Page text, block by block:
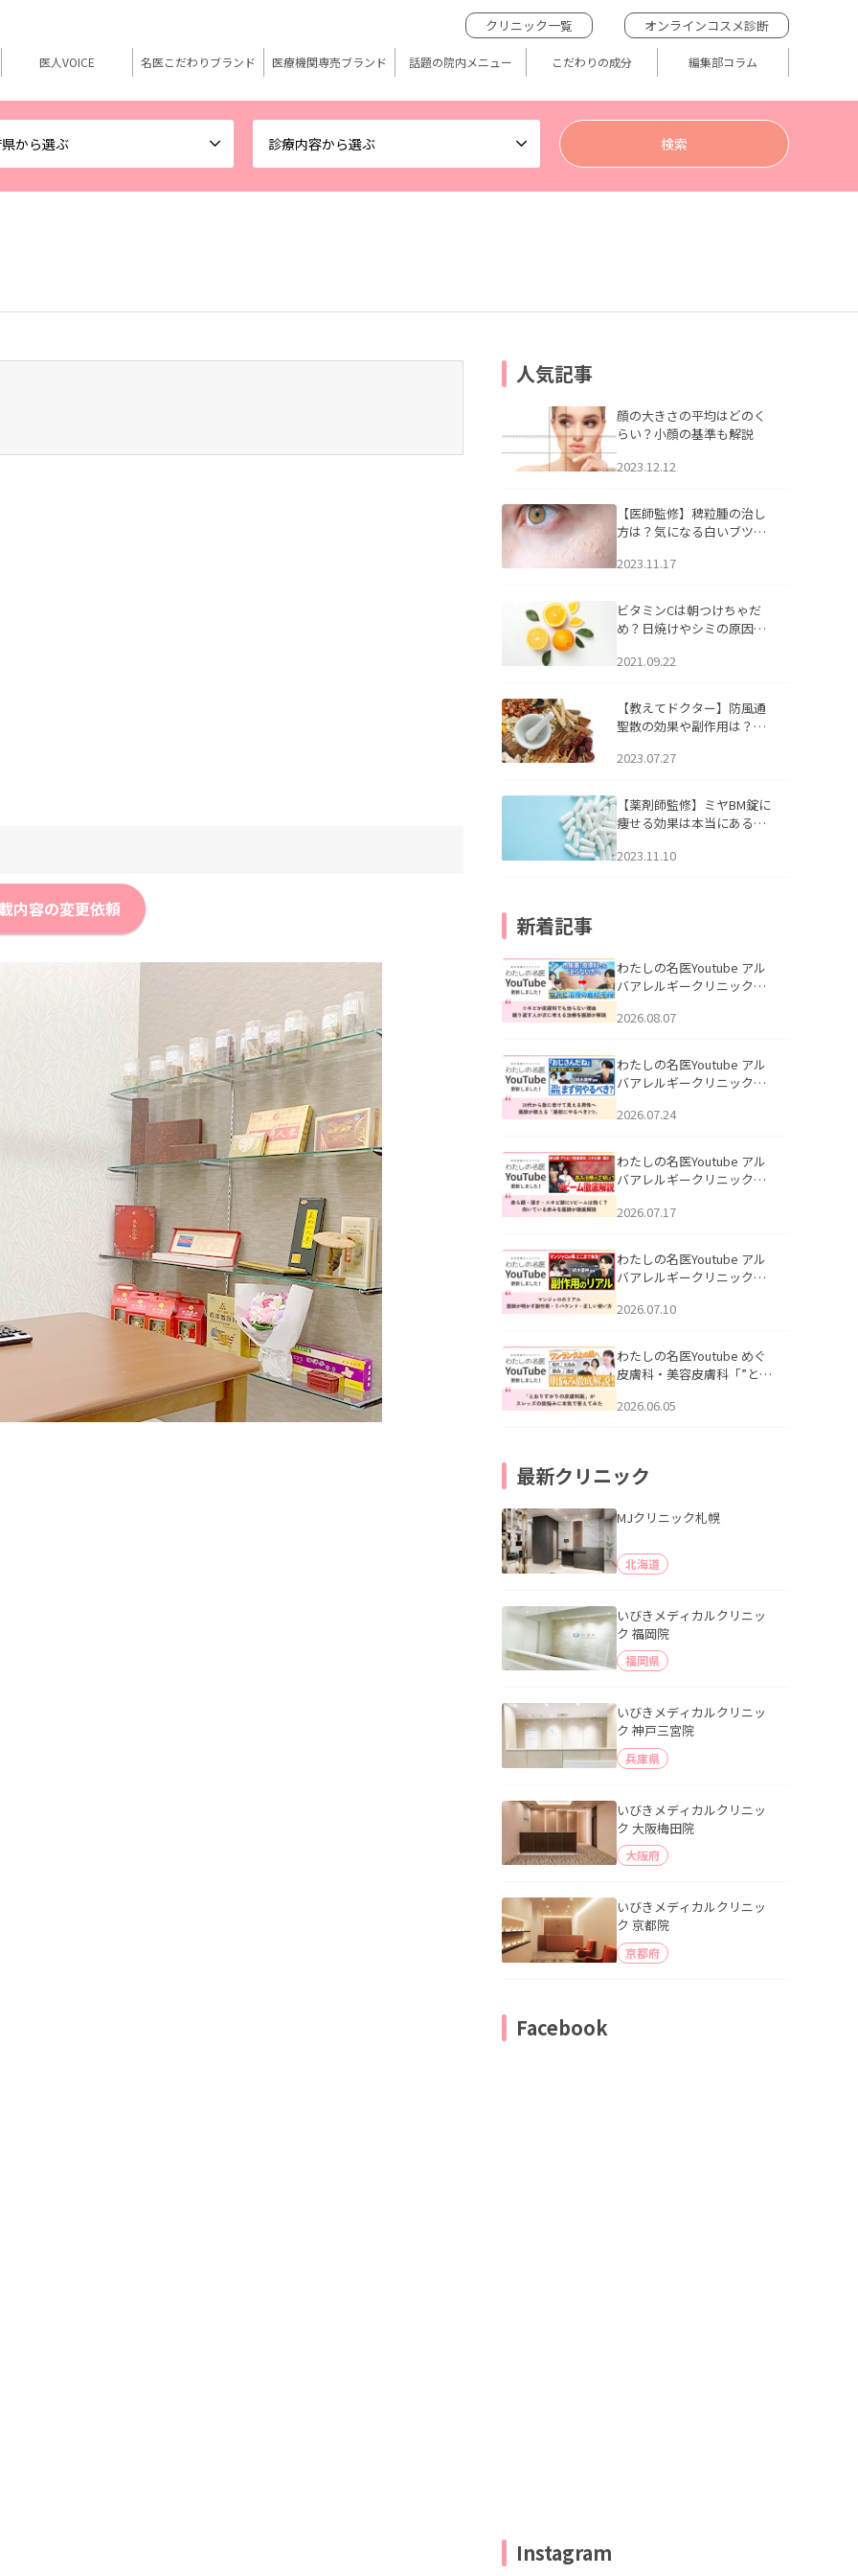
から選ぶ 診療内容から選ぶ
クリニック一覧 オンラインコスメ診断
医人VOICE 名医こだわりブランド 医療機関専売ブランド 話題の院内メニュー こだわりの成分 編集部コラム
内容の変更依頼
人気記事
顔の大きさの平均はどのく
らい？小顔の基準も解説
2023.12.12
【医師監修】稗粒腫の治し
方は？気になる白いブツブ
アについて
2023.11.17
ビタミンCは朝つけちゃだ
め？日焼けやシミの原因に
2021.09.22
【教えてドクター】防風通
聖散の効果や副作用は？長
2023.07.27
【薬剤師監修】ミヤBM錠に
痩せる効果は本当にある
2023.11.10
新着記事
わたしの名医Youtube アル
バアレルギークリニック札
らない理由｜繰り返す人が
説」を公開いたしました。
2026.08.07
わたしの名医Youtube アル
バアレルギークリニック札
える男性へ｜医師が教える
公開いたしました。
2026.07.24
わたしの名医Youtube アル
バアレルギークリニック札
跡にVビームは効く？向いて
説」を公開いたしました。
2026.07.17
わたしの名医Youtube アル
バアレルギークリニック札
医師が明かす副作用・リバ
公開いたしました。
2026.07.10
わたしの名医Youtube めぐ
皮膚科・美容皮膚科「”とお
ッズの肌悩みに本気で答え
2026.06.05
最新クリニック
MJクリニック札幌
北海道
いびきメディカルクリニッ
ク 福岡院
福岡県
いびきメディカルクリニッ
ク 神戸三宮院
兵庫県
いびきメディカルクリニッ
ク 大阪梅田院
大阪府
いびきメディカルクリニッ
ク 京都院
京都府
Facebook
Instagram